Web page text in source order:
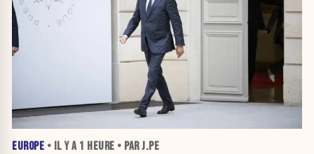
EUROPE • IL Y A 1 HEURE • PAR J.PE